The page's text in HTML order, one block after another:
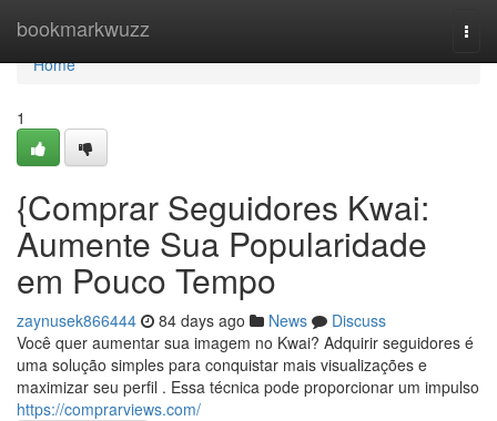
bookmarkwuzz
Home
Home
1
{Comprar Seguidores Kwai:
Aumente Sua Popularidade
em Pouco Tempo
zaynusek866444 84 days ago News
Discuss
Você quer aumentar sua imagem no Kwai? Adquirir seguidores é
uma solução simples para conquistar mais visualizações e
maximizar seu perfil . Essa técnica pode proporcionar um impulso
https://comprarviews.com/